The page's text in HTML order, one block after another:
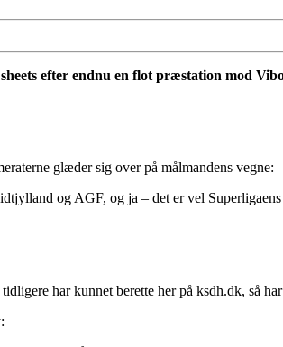
efter endnu en flot præstation mod
glæder sig over på målmandens vegne:
og AGF, og ja – det er vel
har kunnet berette her på ksdh.dk, så